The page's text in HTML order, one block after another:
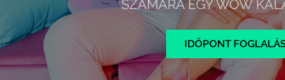
SZÁMÁRA EGY WOW
IDŐPONT